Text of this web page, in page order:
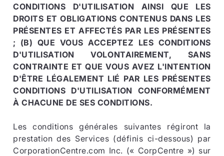
CONDITIONS D'UTILISATION AINSI QUE LES
DROITS ET OBLIGATIONS CONTENUS DANS LES
PRÉSENTES ET AFFECTÉS PAR LES PRÉSENTES
; (B) QUE VOUS ACCEPTEZ LES CONDITIONS
D'UTILISATION VOLONTAIREMENT, SANS
CONTRAINTE ET QUE VOUS AVEZ L'INTENTION
D'ÊTRE LÉGALEMENT LIÉ PAR LES PRÉSENTES
CONDITIONS D'UTILISATION CONFORMÉMENT
À CHACUNE DE SES CONDITIONS.
Les conditions générales suivantes régiront la
prestation des Services (définis ci-dessous) par
CorporationCentre.com Inc. (« CorpCentre ») sur